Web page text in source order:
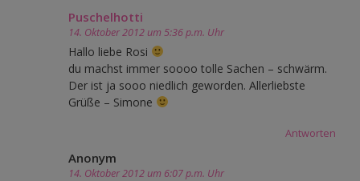
Puschelhotti
14. Oktober 2012 um 5:36 p.m. Uhr
Hallo liebe Rosi
du machst immer soooo tolle Sachen – schwärm.
Der ist ja sooo niedlich geworden. Allerliebste
Grüße – Simone
Antworten
Anonym
14. Oktober 2012 um 6:07 p.m. Uhr